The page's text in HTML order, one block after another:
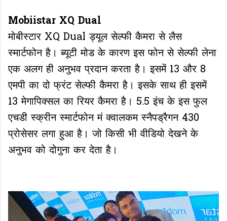
Mobiistar XQ Dual
मोबीस्टार XQ Dual ड्यूल सेल्फी कैमरा से लैस
स्मार्टफोन है। ब्यूटी मोड के कारण इस फोन से सेल्फी लेना
एक अलग ही अनुभव प्रदान करता है। इसमें 13 और 8
एमपी का दो फ्रंट सेल्फी कैमरा है। इसके साथ ही इसमें
13 मेगापिक्सल का रियर कैमरा है। 5.5 इंच के इस फुल
एचडी स्क्रीन स्मार्टफोन मं क्वालकम स्नैपड्रैगन 430
प्रोसेसर लगा हुआ है। जो किसी भी वीडियो देखने के
अनुभव को दोगुना कर देता है।